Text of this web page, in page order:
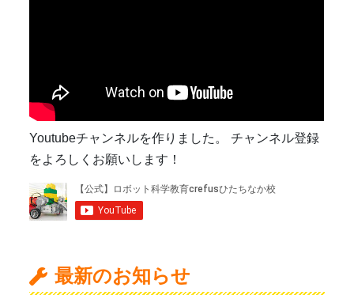
Youtubeチャンネルを作りました。 チャンネル登録
をよろしくお願いします！
最新のお知らせ